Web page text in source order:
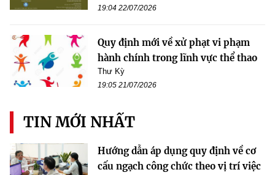
19:04 22/07/2026
Quy định mới về xử phạt vi phạm
hành chính trong lĩnh vực thể thao
Thư Kỳ
19:05 21/07/2026
TIN MỚI NHẤT
Hướng dẫn áp dụng quy định về cơ
cấu ngạch công chức theo vị trí việc